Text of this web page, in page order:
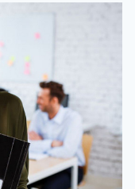
20.09